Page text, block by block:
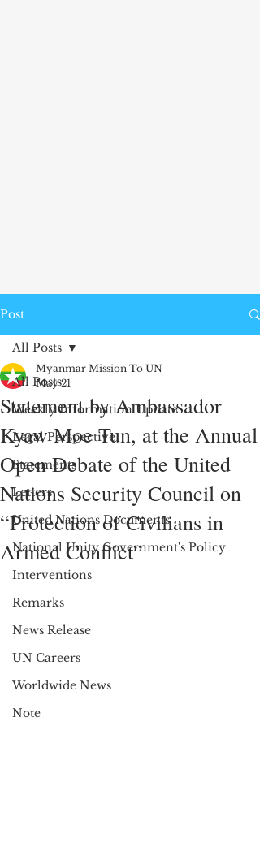
Post
All Posts
Weekly Information Update
Legal Perspective
Statements
Letters
United Nations Documents
National Unity Government's Policy
Interventions
Remarks
News Release
UN Careers
Worldwide News
Note
All Posts
Statement by Ambassador
Kyaw Moe Tun, at the Annual
Open Debate of the United
Nations Security Council on
“Protection of Civilians in
Armed Conflict”
Myanmar Mission To UN
May 21